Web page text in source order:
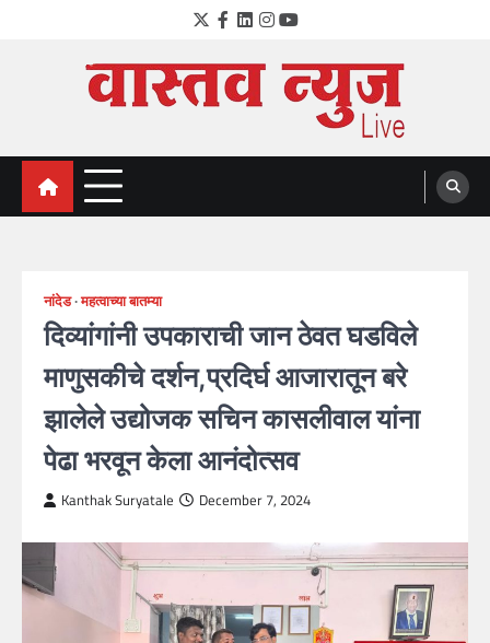
Twitter
Facebook
LinkedIn
Instagram
YouTube
VastavNEWSLive.com
a leading NEWS portal of Maharahstra
नांदेड महत्वाच्या बातम्या
दिव्यांगांनी उपकाराची जान ठेवत घडविले
माणुसकीचे दर्शन,प्रदिर्घ आजारातून बरे
झालेले उद्योजक सचिन कासलीवाल यांना
पेढा भरवून केला आनंदोत्सव
Kanthak Suryatale December 7, 2024